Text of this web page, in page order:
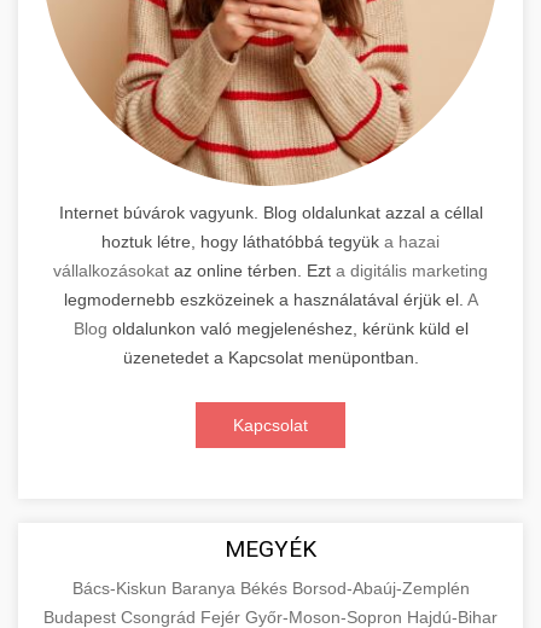
Internet búvárok vagyunk. Blog oldalunkat azzal a céllal
hoztuk létre, hogy láthatóbbá tegyük a hazai
vállalkozásokat az online térben. Ezt a digitális marketing
legmodernebb eszközeinek a használatával érjük el. A
Blog oldalunkon való megjelenéshez, kérünk küld el
üzenetedet a Kapcsolat menüpontban.
Kapcsolat
MEGYÉK
Bács-Kiskun Baranya Békés Borsod-Abaúj-Zemplén
Budapest Csongrád Fejér Győr-Moson-Sopron Hajdú-Bihar